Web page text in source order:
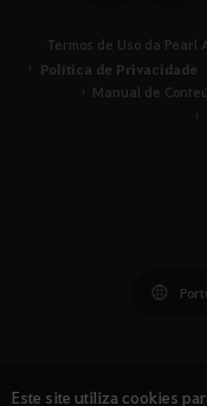
Termos de Uso da Pearl
Política de Privacidade
Manual de
Black
Este site utiliza cookies